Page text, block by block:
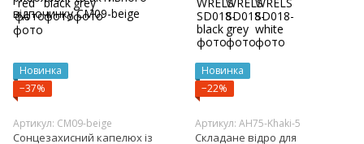
Новинка
−37%
Артикул: CM09-beige
Сонцезахисний капелюх із
Новинка
−22%
Артикул: AH75-Khaki-5
Складане відро для